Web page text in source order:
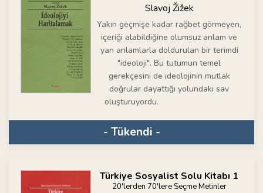
Slavoj Žižek
Yakın geçmişe kadar rağbet görmeyen,
içeriği alabildiğine olumsuz anlam ve
yan anlamlarla doldurulan bir terimdi
"ideoloji". Bu tutumun temel
gerekçesini de ideolojinin mutlak
doğrular dayattığı yolundaki sav
oluşturuyordu.
- Tükendi -
Türkiye Sosyalist Solu Kitabı 1
20'lerden 70'lere Seçme Metinler